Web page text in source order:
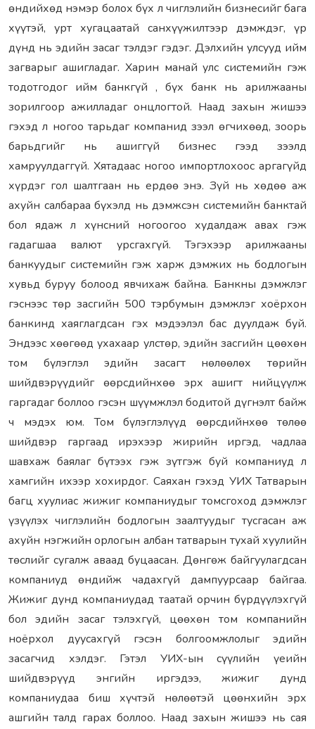
өндийхөд нэмэр болох бүх л чиглэлийн бизнесийг бага
хүүтэй, урт хугацаатай санхүүжилтээр дэмждэг, үр
дүнд нь эдийн засаг тэлдэг гэдэг. Дэлхийн улсууд ийм
загварыг ашигладаг. Харин манай улс системийн гэж
тодотгодог ийм банкгүй , бүх банк нь арилжааны
зорилгоор ажилладаг онцлогтой. Наад захын жишээ
гэхэд л ногоо тарьдаг компанид зээл өгчихөөд, зоорь
барьдгийг нь ашиггүй бизнес гээд зээлд
хамруулдаггүй. Хятадаас ногоо импортлохоос аргагүйд
хүрдэг гол шалтгаан нь ердөө энэ. Зүй нь хөдөө аж
ахуйн салбараа бүхэлд нь дэмжсэн системийн банктай
бол ядаж л хүнсний ногоогоо худалдаж авах гэж
гадагшаа валют урсгахгүй. Тэгэхээр арилжааны
банкуудыг системийн гэж харж дэмжих нь бодлогын
хувьд буруу болоод явчихаж байна. Банкны дэмжлэг
гэснээс төр засгийн 500 тэрбумын дэмжлэг хоёрхон
банкинд хаяглагдсан гэх мэдээлэл бас дуулдаж буй.
Эндээс хөөгөөд ухахаар улстөр, эдийн засгийн цөөхөн
том бүлэглэл эдийн засагт нөлөөлөх төрийн
шийдвэрүүдийг өөрсдийнхөө эрх ашигт нийцүүлж
гаргадаг боллоо гэсэн шүүмжлэл бодитой дүгнэлт байж
ч мэдэх юм. Том бүлэглэлүүд өөрсдийнхөө төлөө
шийдвэр гаргаад ирэхээр жирийн иргэд, чадлаа
шавхаж баялаг бүтээх гэж зүтгэж буй компаниуд л
хамгийн ихээр хохирдог. Саяхан гэхэд УИХ Татварын
багц хуулиас жижиг компаниудыг томсгоход дэмжлэг
үзүүлэх чиглэлийн бодлогын заалтуудыг тусгасан аж
ахуйн нэгжийн орлогын албан татварын тухай хуулийн
төслийг сугалж аваад буцаасан. Дөнгөж байгуулагдсан
компаниуд өндийж чадахгүй дампуурсаар байгаа.
Жижиг дунд компаниудад таатай орчин бүрдүүлэхгүй
бол эдийн засаг тэлэхгүй, цөөхөн том компанийн
ноёрхол дуусахгүй гэсэн болгоомжлолыг эдийн
засагчид хэлдэг. Гэтэл УИХ-ын сүүлийн үеийн
шийдвэрүүд энгийн иргэдээ, жижиг дунд
компаниудаа биш хүчтэй нөлөөтэй цөөнхийн эрх
ашгийн талд гарах боллоо. Наад захын жишээ нь сая